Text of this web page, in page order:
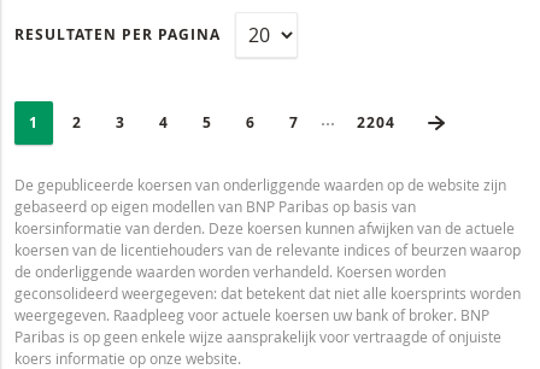
RESULTATEN PER PAGINA
PAGINERING
Selected:
PAGE
1 PAGINA
2 PAGINA
3 PAGINA
4 PAGINA
5 PAGINA
6 PAGINA
7 Ingeklapte pagina’s
LAATSTE PAGINA
2204
De gepubliceerde koersen van onderliggende waarden op de website zijn
gebaseerd op eigen modellen van BNP Paribas op basis van
koersinformatie van derden. Deze koersen kunnen afwijken van de actuele
koersen van de licentiehouders van de relevante indices of beurzen waarop
de onderliggende waarden worden verhandeld. Koersen worden
geconsolideerd weergegeven: dat betekent dat niet alle koersprints worden
weergegeven. Raadpleeg voor actuele koersen uw bank of broker. BNP
Paribas is op geen enkele wijze aansprakelijk voor vertraagde of onjuiste
koers informatie op onze website.